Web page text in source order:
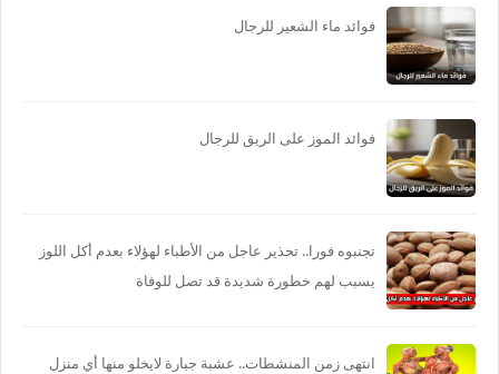
فوائد ماء الشعير للرجال
فوائد الموز على الريق للرجال
تجنبوه فورا.. تحذير عاجل من الأطباء لهؤلاء بعدم أكل اللوز
يسبب لهم خطورة شديدة قد تصل للوفاة
انتهى زمن المنشطات.. عشبة جبارة لايخلو منها أي منزل